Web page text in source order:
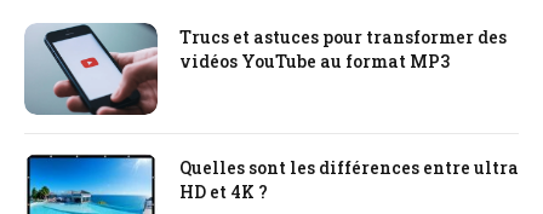
Trucs et astuces pour transformer des
vidéos YouTube au format MP3
Quelles sont les différences entre ultra
HD et 4K ?